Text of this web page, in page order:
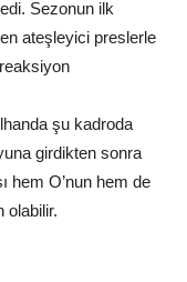
Sezonun ilk
ateşleyici preslerle
şu kadroda
girdikten sonra
hem O’nun hem de
olabilir.